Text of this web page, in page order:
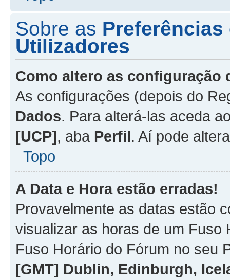
Sobre as
Utilizadores
Como altero as configuração
As configurações (depois do
Dados. Para alterá-las aceda
[UCP], aba Perfil. Aí pode
Topo
A Data e Hora estão erradas!
Provavelmente as datas estão
visualizar as horas de um Fuso
Fuso Horário do Fórum no seu
[GMT] Dublin, Edinburgh,